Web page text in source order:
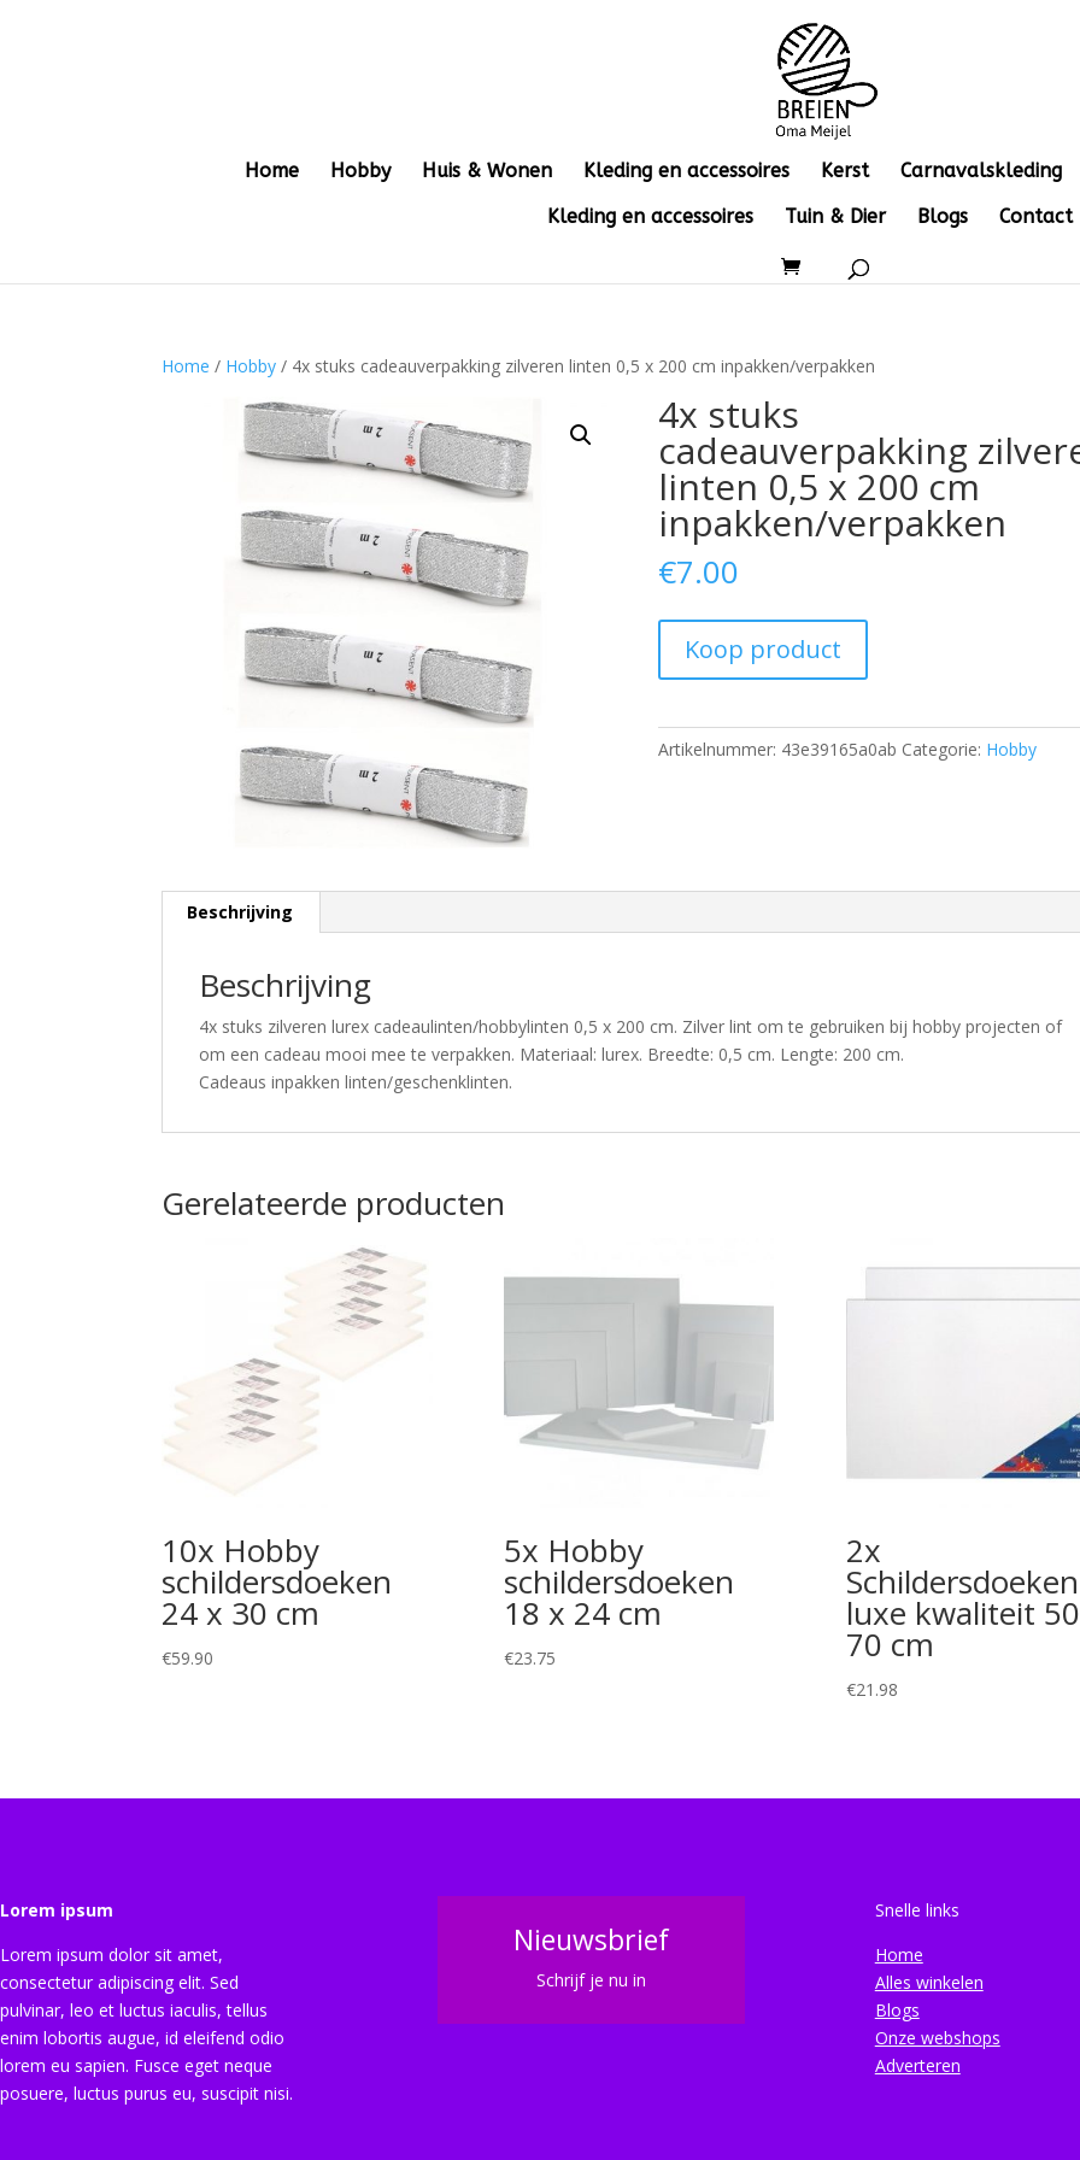
Home Hobby Huis & Wonen Kleding en accessoires Kerst
Carnavalskleding
Kleding en accessoires
Tuin & Dier Blogs Contact
Home / Hobby / 4x stuks cadeauverpakking zilveren linten 0,5 x 200 cm inpakken/verpakken
4x stuks
cadeauverpakking
linten 0,5 x 200 cm
inpakken/verpakken
€7.00
Koop product
Artikelnummer: 43e39165a0ab Categorie: Hobby
Beschrijving
Beschrijving
4x stuks zilveren lurex cadeaulinten/hobbylinten 0,5 x 200 cm. Zilver lint om te gebruiken bij hobby projecten of
om een cadeau mooi mee te verpakken. Materiaal: lurex. Breedte: 0,5 cm. Lengte: 200 cm.
Cadeaus inpakken linten/geschenklinten.
Gerelateerde producten
10x Hobby
schildersdoeken
24 x 30 cm
€59.90
5x Hobby
schildersdoeken
18 x 24 cm
€23.75
2x
Schildersdoeken
luxe kwaliteit
70 cm
€21.98
Lorem ipsum
Lorem ipsum dolor sit amet,
consectetur adipiscing elit. Sed
pulvinar, leo et luctus iaculis, tellus
enim lobortis augue, id eleifend odio
lorem eu sapien. Fusce eget neque
posuere, luctus purus eu, suscipit nisi.
Nieuwsbrief
Schrijf je nu in
Snelle links
Home
Alles winkelen
Blogs
Onze webshops
Adverteren